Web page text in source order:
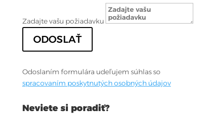
Zadajte vašu požiadavku
ODOSLAŤ
Odoslaním formulára udeľujem súhlas so
spracovaním poskytnutých osobných údajov
Neviete si poradiť?